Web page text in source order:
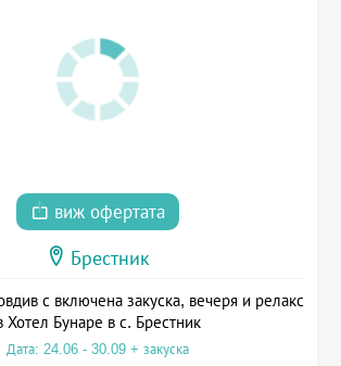
виж офертата
Брестник
с включена закуска, вечеря и релакс
Хотел Бунаре в с. Брестник
Дата: 24.06 - 30.09 + закуска